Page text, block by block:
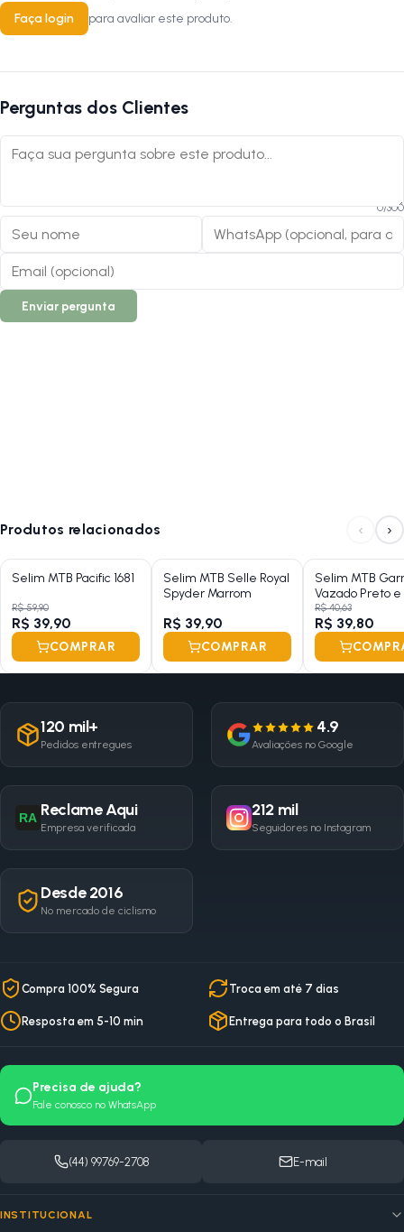
Faça login para avaliar este produto.
Perguntas dos Clientes
0/300
Enviar pergunta
Produtos relacionados ‹ ›
Selim MTB Pacific 1681
R$ 59,90
R$ 39,90
COMPRAR
Selim MTB Selle Royal
Spyder Marrom
R$ 39,90
COMPRAR
Selim MTB
Vazado Preto
Gel
R$ 40,63
R$ 39,80
120 mil+
Pedidos entregues
4.9
Avaliações no Google
RA Reclame Aqui
Empresa verificada
212 mil
Seguidores no Instagram
Desde 2016
No mercado de ciclismo
Compra 100% Segura Troca em até 7 dias
Resposta em 5-10 min Entrega para todo o Brasil
Precisa de ajuda?
Fale conosco no WhatsApp
(44) 99769-2708 E-mail
INSTITUCIONAL